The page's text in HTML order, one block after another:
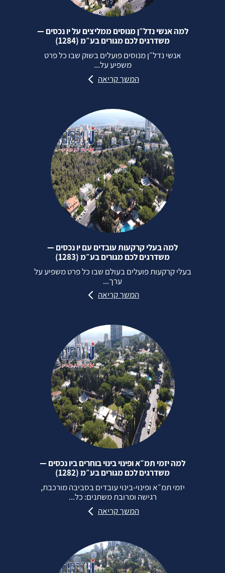
למה אנשי נדל״ן מנוסים ממליצים על יו נכסים —
משדרגים לכם מגורים בע״מ (1284)
אנשי נדל״ן מנוסים פועלים בשוק שבו כל פרט
משפיע על...
המשך קריאה
למה בעלי קרקעות עובדים עם יו נכסים —
משדרגים לכם מגורים בע״מ (1283)
בעלי קרקעות פועלים בעולם שבו כל פרט משפיע על
ערך...
המשך קריאה
למה יזמי תמ״א ופינוי בינוי בוחרים ביו נכסים —
משדרגים לכם מגורים בע״מ (1282)
יזמי תמ״א ופינוי‑בינוי עובדים בסביבה מורכבת,
רגישה ומרובת משתנים: כל...
המשך קריאה